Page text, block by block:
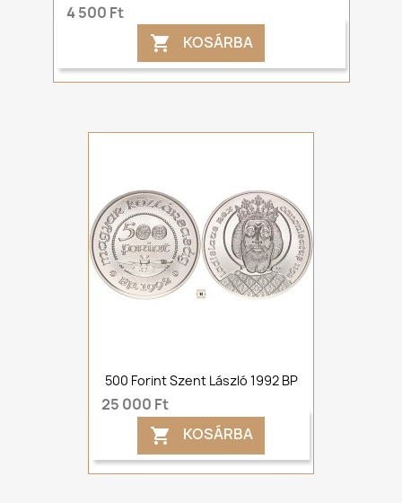
4 500 Ft
 KOSÁRBA
500 Forint Szent László 1992 BP
25 000 Ft
 KOSÁRBA